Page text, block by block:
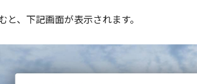
と、下記画面が表示されます。